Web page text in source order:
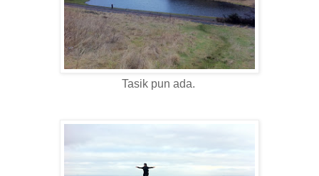
Tasik pun ada.